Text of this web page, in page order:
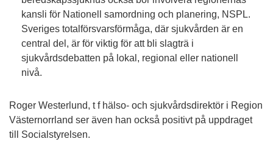
kansli för Nationell samordning och planering, NSPL.
Sveriges totalförsvarsförmåga, där sjukvården är en
central del, är för viktig för att bli slagträ i
sjukvårdsdebatten på lokal, regional eller nationell
nivå.
Roger Westerlund, t f hälso- och sjukvårdsdirektör i Region
Västernorrland ser även han också positivt på uppdraget
till Socialstyrelsen.